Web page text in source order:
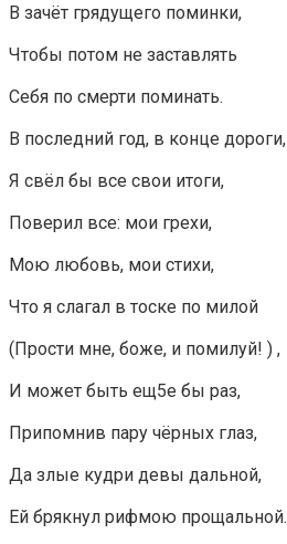
В зачёт грядущего поминки,
Чтобы потом не заставлять
Себя по смерти поминать.
В последний год, в конце дороги,
Я свёл бы все свои итоги,
Поверил все: мои грехи,
Мою любовь, мои стихи,
Что я слагал в тоске по милой
(Прости мне, боже, и помилуй! ) ,
И может быть ещ5е бы раз,
Припомнив пару чёрных глаз,
Да злые кудри девы дальной,
Ей брякнул рифмою прощальной.